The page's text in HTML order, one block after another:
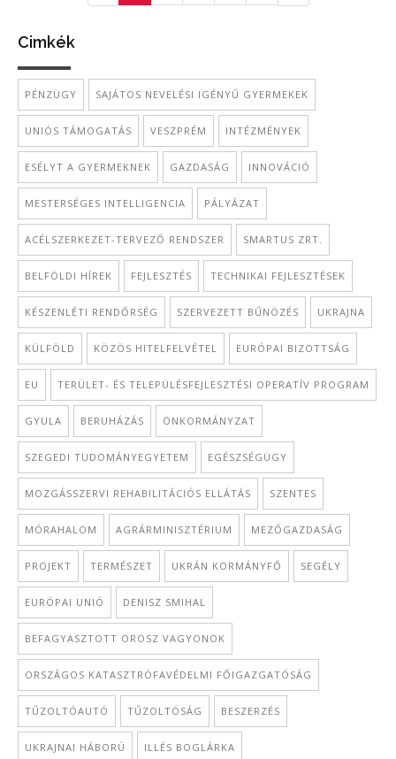
Cimkék
PÉNZÜGY SAJÁTOS NEVELÉSI IGÉNYŰ GYERMEKEK
UNIÓS TÁMOGATÁS VESZPRÉM INTÉZMÉNYEK
ESÉLYT A GYERMEKNEK GAZDASÁG INNOVÁCIÓ
MESTERSÉGES INTELLIGENCIA PÁLYÁZAT
ACÉLSZERKEZET-TERVEZŐ RENDSZER SMARTUS ZRT.
BELFÖLDI HÍREK FEJLESZTÉS TECHNIKAI FEJLESZTÉSEK
KÉSZENLÉTI RENDŐRSÉG SZERVEZETT BŰNÖZÉS UKRAJNA
KÜLFÖLD KÖZÖS HITELFELVÉTEL EURÓPAI BIZOTTSÁG
EU TERÜLET- ÉS TELEPÜLÉSFEJLESZTÉSI OPERATÍV PROGRAM
GYULA BERUHÁZÁS ÖNKORMÁNYZAT
SZEGEDI TUDOMÁNYEGYETEM EGÉSZSÉGÜGY
MOZGÁSSZERVI REHABILITÁCIÓS ELLÁTÁS SZENTES
MÓRAHALOM AGRÁRMINISZTÉRIUM MEZŐGAZDASÁG
PROJEKT TERMÉSZET UKRÁN KORMÁNYFŐ SEGÉLY
EURÓPAI UNIÓ DENISZ SMIHAL
BEFAGYASZTOTT OROSZ VAGYONOK
ORSZÁGOS KATASZTRÓFAVÉDELMI FŐIGAZGATÓSÁG
TŰZOLTÓAUTÓ TŰZOLTÓSÁG BESZERZÉS
UKRAJNAI HÁBORÚ ILLÉS BOGLÁRKA